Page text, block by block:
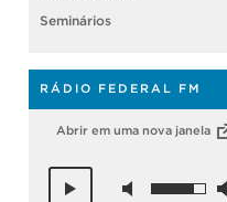
Seminários
RÁDIO FEDERAL FM
Abrir em uma nova janela